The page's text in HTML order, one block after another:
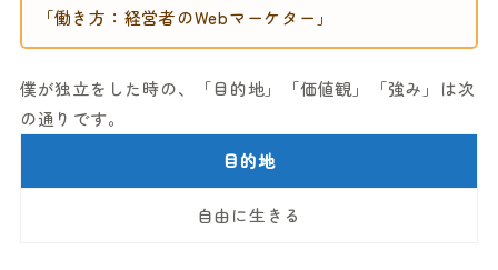
「働き方：経営者のWebマーケター」
僕が独立をした時の、「目的地」「価値観」「強み」は次
の通りです。
目的地
自由に生きる